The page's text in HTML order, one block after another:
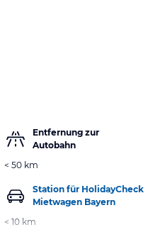
Entfernung zur
Autobahn
< 50 km
Station für HolidayCheck
Mietwagen Bayern
< 10 km